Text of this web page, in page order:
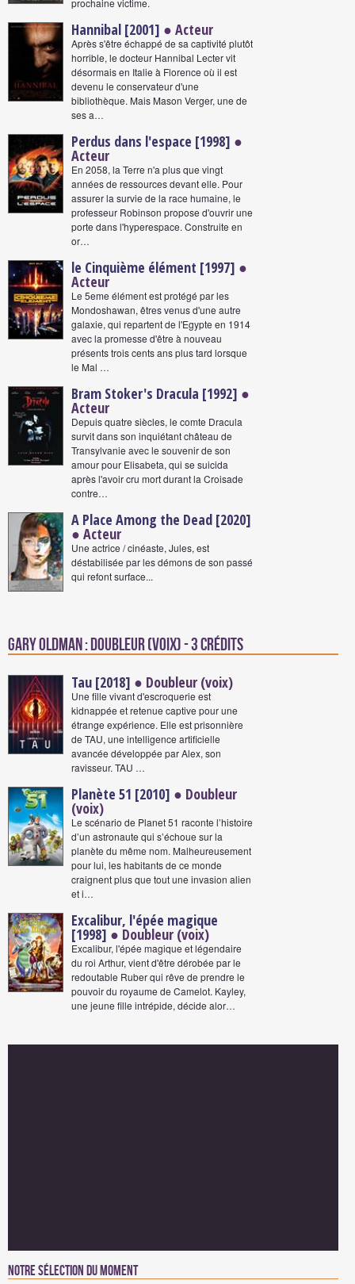
prochaine victime.
Hannibal [2001] ● Acteur
Après s'être échappé de sa captivité plutôt
horrible, le docteur Hannibal Lecter vit
désormais en Italie à Florence où il est
devenu le conservateur d'une
bibliothèque. Mais Mason Verger, une de
ses a…
Perdus dans l'espace [1998] ●
Acteur
En 2058, la Terre n'a plus que vingt
années de ressources devant elle. Pour
assurer la survie de la race humaine, le
professeur Robinson propose d'ouvrir une
porte dans l'hyperespace. Construite en
or…
le Cinquième élément [1997] ●
Acteur
Le 5eme élément est protégé par les
Mondoshawan, êtres venus d'une autre
galaxie, qui repartent de l'Egypte en 1914
avec la promesse d'être à nouveau
présents trois cents ans plus tard lorsque
le Mal …
Bram Stoker's Dracula [1992] ●
Acteur
Depuis quatre siècles, le comte Dracula
survit dans son inquiétant château de
Transylvanie avec le souvenir de son
amour pour Elisabeta, qui se suicida
après l'avoir cru mort durant la Croisade
contre…
A Place Among the Dead [2020]
● Acteur
Une actrice / cinéaste, Jules, est
déstabilisée par les démons de son passé
qui refont surface...
Gary Oldman : Doubleur (voix) - 3 crédits
Tau [2018] ● Doubleur (voix)
Une fille vivant d'escroquerie est
kidnappée et retenue captive pour une
étrange expérience. Elle est prisonnière
de TAU, une intelligence artificielle
avancée développée par Alex, son
ravisseur. TAU …
Planète 51 [2010] ● Doubleur
(voix)
Le scénario de Planet 51 raconte l’histoire
d’un astronaute qui s’échoue sur la
planète du même nom. Malheureusement
pour lui, les habitants de ce monde
craignent plus que tout une invasion alien
et i…
Excalibur, l'épée magique
[1998] ● Doubleur (voix)
Excalibur, l'épée magique et légendaire
du roi Arthur, vient d'être dérobée par le
redoutable Ruber qui rêve de prendre le
pouvoir du royaume de Camelot. Kayley,
une jeune fille intrépide, décide alor…
Notre sélection du moment